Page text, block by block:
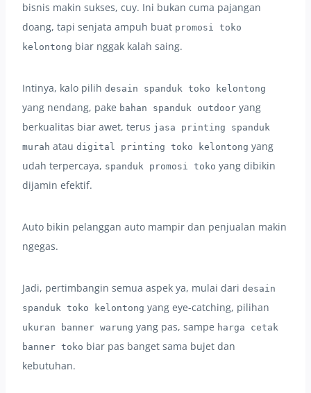
bisnis makin sukses, cuy. Ini bukan cuma pajangan
doang, tapi senjata ampuh buat promosi toko
kelontong biar nggak kalah saing.
Intinya, kalo pilih desain spanduk toko kelontong
yang nendang, pake bahan spanduk outdoor yang
berkualitas biar awet, terus jasa printing spanduk
murah atau digital printing toko kelontong yang
udah terpercaya, spanduk promosi toko yang dibikin
dijamin efektif.
Auto bikin pelanggan auto mampir dan penjualan makin
ngegas.
Jadi, pertimbangin semua aspek ya, mulai dari desain
spanduk toko kelontong yang eye-catching, pilihan
ukuran banner warung yang pas, sampe harga cetak
banner toko biar pas banget sama bujet dan
kebutuhan.